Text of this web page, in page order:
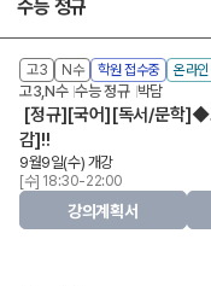
수능 정규
고3 N수 학원 접수중 온라
고3,N수 수능 정규 박담
[정규][국어][독서/문학]◆
감]!!
9월9일(수) 개강
[수] 18:30-22:00
강의계획서